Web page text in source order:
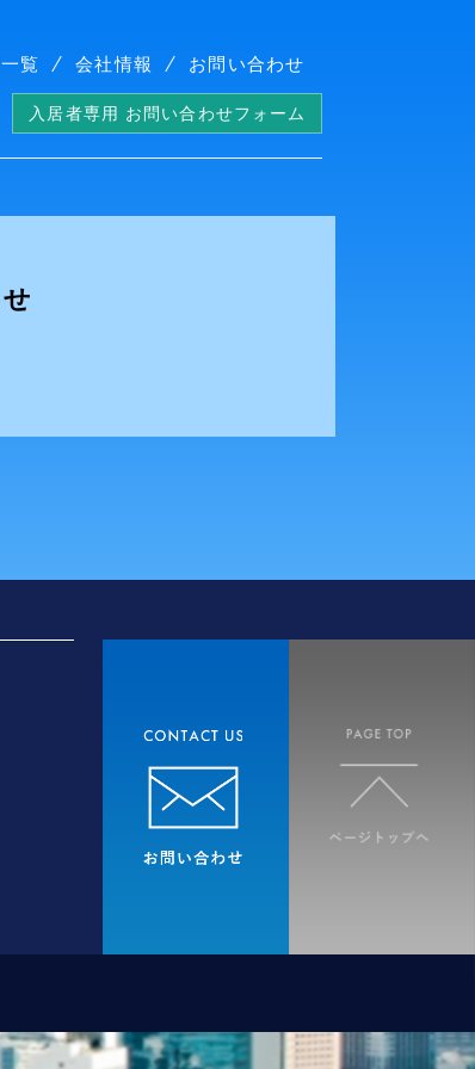
覧 会社情報 お問い合わせ
入居者専用 お問い合わせフォーム